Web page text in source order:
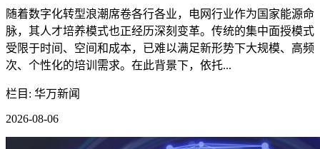
随着数字化转型浪潮席卷各行各业，电网行业作为国家能源命
脉，其人才培养模式也正经历深刻变革。传统的集中面授模式
受限于时间、空间和成本，已难以满足新形势下大规模、高频
次、个性化的培训需求。在此背景下，依托...
栏目: 华万新闻
2026-08-06